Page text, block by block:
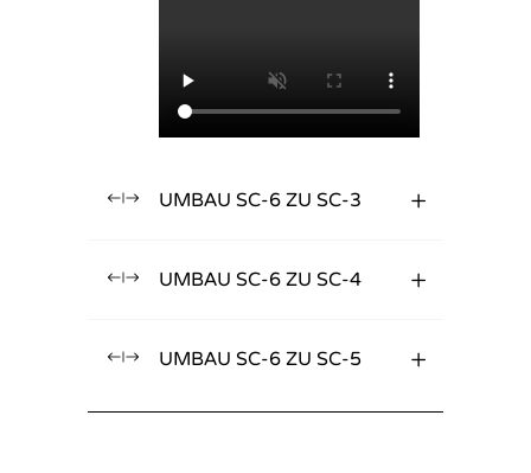
UMBAU SC-6 ZU SC-3
UMBAU SC-6 ZU SC-4
UMBAU SC-6 ZU SC-5